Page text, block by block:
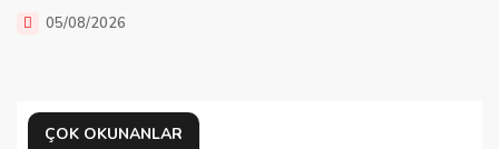
05/08/2026
ÇOK OKUNANLAR